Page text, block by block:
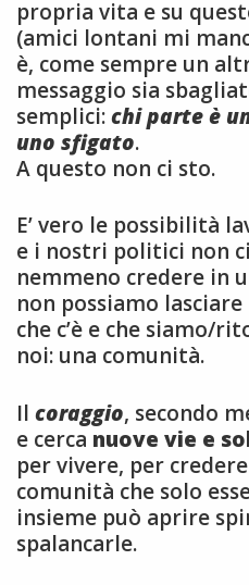
propria vita e su
(amici lontani mi
è, come sempre un
messaggio sia
semplici:chi parte è
uno sfigato.
A questo non ci sto.
E’ vero le possibilità
e i nostri politici non
nemmeno credere in
non possiamo
che c’è e che siamo/
noi: una comunità.
Il coraggio, secondo
e cerca nuove vie e
per vivere, per
comunità che solo
insieme può aprire
spalancarle.